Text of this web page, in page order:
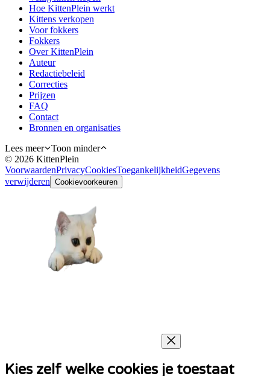
Hoe KittenPlein werkt
Kittens verkopen
Voor fokkers
Fokkers
Over KittenPlein
Auteur
Redactiebeleid
Correcties
Prijzen
FAQ
Contact
Bronnen en organisaties
Lees meer
Toon minder
© 2026 KittenPlein
VoorwaardenPrivacyCookiesToegankelijkheidGegevens
verwijderen Cookievoorkeuren
Kies zelf welke cookies je toestaat